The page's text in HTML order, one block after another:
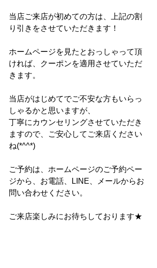
当店ご来店が初めての方は、上記の割
り引きをさせていただきます！
ホームページを見たとおっしゃって頂
ければ、クーポンを適用させていただ
きます。
当店がはじめてでご不安な方もいらっ
しゃるかと思いますが、
丁寧にカウンセリングさせていただき
ますので、ご安心してご来店ください
ね(*^^*)
ご予約は、ホームページのご予約ペー
ジから、お電話、LINE、メールからお
問い合わせください。
ご来店楽しみにお待ちしております★